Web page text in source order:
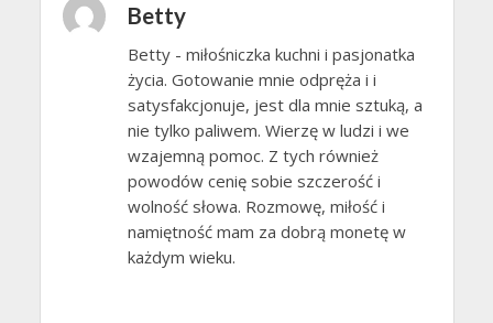
Betty
Betty - miłośniczka kuchni i pasjonatka
życia. Gotowanie mnie odpręża i i
satysfakcjonuje, jest dla mnie sztuką, a
nie tylko paliwem. Wierzę w ludzi i we
wzajemną pomoc. Z tych również
powodów cenię sobie szczerość i
wolność słowa. Rozmowę, miłość i
namiętność mam za dobrą monetę w
każdym wieku.